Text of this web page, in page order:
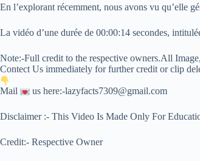
En l’explorant récemment, nous avons vu qu’elle
La vidéo d’une durée de 00:00:14 secondes,
Note:-Full credit to the respective owners.All
Contect Us immediately for further credit or clip
Mail us here:-lazyfacts7309@gmail.com
Disclaimer :- This Video Is Made Only For
Credit:- Respective Owner